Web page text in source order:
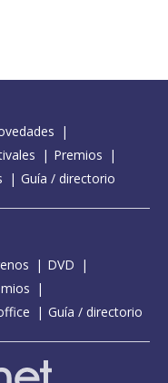
Premios
Guía / directorio
DVD
Guía / directorio